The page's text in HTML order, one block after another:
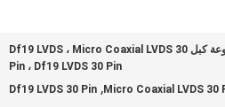
مجموعة كبل Df19 LVDS ، Micro Coaxial LVDS 30
Pin ، Df19 LVDS 30 Pin
Micro Coaxial LVDS 30
,
Df19 LVDS 30 Pin